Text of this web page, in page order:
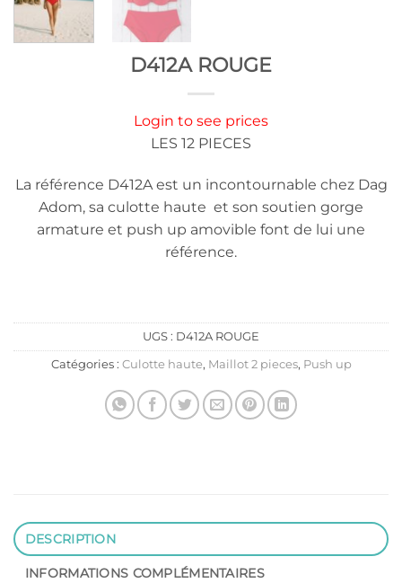
D412A ROUGE
Login to see prices
LES 12 PIECES
La référence D412A est un incontournable chez Dag
Adom, sa culotte haute et son soutien gorge
armature et push up amovible font de lui une
référence.
UGS : D412A ROUGE
Catégories : Culotte haute, Maillot 2 pieces, Push up
DESCRIPTION
INFORMATIONS COMPLÉMENTAIRES